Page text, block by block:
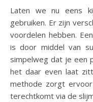
Laten we nu eens
gebruiken. Er zijn
voordelen hebben.
is door middel van
simpelweg dat je een
het daar even laat
methode zorgt
terechtkomt via de